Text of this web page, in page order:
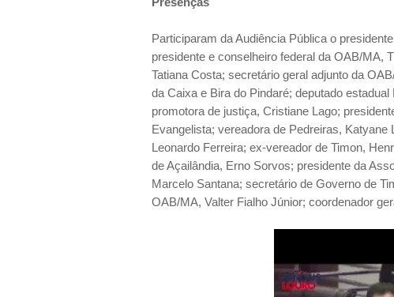
Participaram da Audiência Pública o
presidente e conselheiro federal da OAB/MA,
Tatiana Costa; secretário geral adjunto da
da Caixa e Bira do Pindaré; deputado
promotora de justiça, Cristiane Lago;
Evangelista; vereadora de Pedreiras, Katyane
Leonardo Ferreira; ex-vereador de Timon,
de Açailândia, Erno Sorvos; presidente da
Marcelo Santana; secretário de Governo de
OAB/MA, Valter Fialho Júnior; coordenador